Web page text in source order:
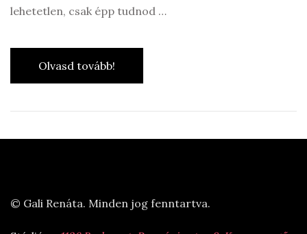
lehetetlen, csak épp tudnod …
Olvasd tovább!
© Gali Renáta. Minden jog fenntartva.